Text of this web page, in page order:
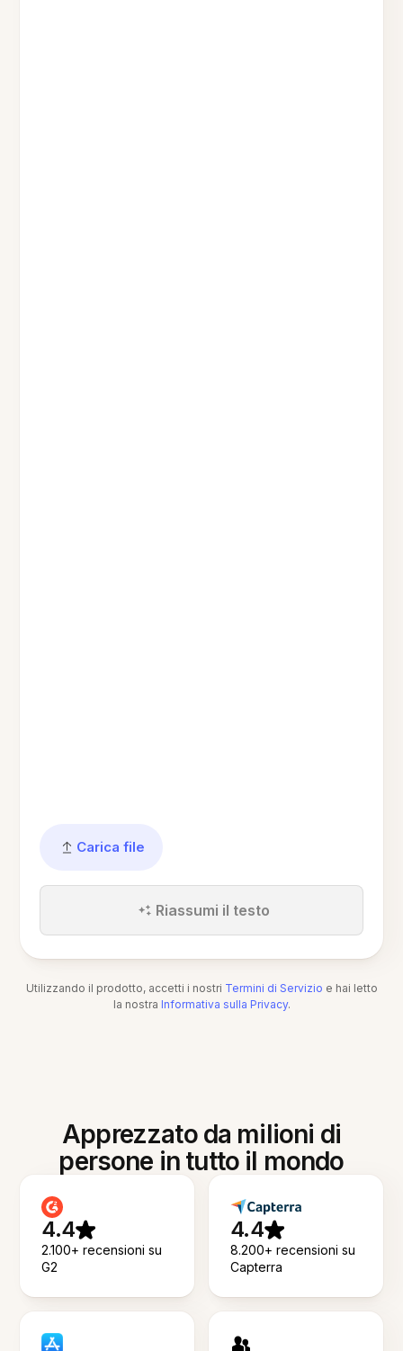
Carica file
Riassumi il testo
Utilizzando il prodotto, accetti i nostri Termini di Servizio e hai letto
la nostra Informativa sulla Privacy.
Apprezzato da milioni di
persone in tutto il mondo
4.4
2.100+ recensioni su
G2
4.4
8.200+ recensioni su
Capterra